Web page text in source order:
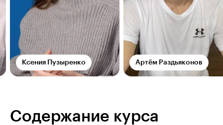
Ксения Пузыренко Артём Раздьяконов
Содержание курса